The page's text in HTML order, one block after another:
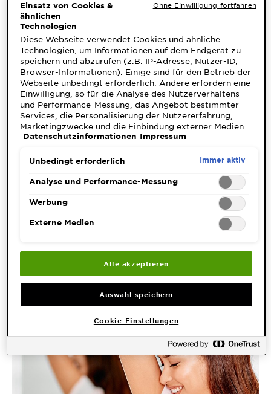
KÖRPERPFLEGE
SERVICES
&
DIAGNOSTIK
ENTDECKEN
Unsere
Neu!
Gisele
Bündchen
Garnier's Weg
International
Filter(1)
Gegen weiße Deo-Spuren Filter löschen
(2) Ergebnis(se) gefunden
Alles über Deosprays -
Frischegefühl auf Knopfdruck
Einsatz von Cookies &
ähnlichen
Technologien
Diese Webseite verwendet Cookies und ähnliche
Technologien, um Informationen auf dem Endgerät zu
speichern und abzurufen (z.B. IP-Adresse, Nutzer-ID,
Browser-Informationen). Einige sind für den Betrieb der
Webseite unbedingt erforderlich. Andere erfordern eine
Einwilligung, so für die Analyse des Nutzerverhaltens
und Performance-Messung, das Angebot bestimmter
Services, die Personalisierung der Nutzererfahrung,
Marketingzwecke und die Einbindung externer Medien.
Nicht unbedingt erforderliche Cookies können direkt
Einwilligung fortfahren") werden. Individuelle
und speicherbar ("Auswahl speichern"). Die Auswahl
kann jederzeit unter dem Link "Cookie-Einstellungen"
angepasst werden. Für weitere Informationen s. unsere
Datenschutzinformationen Impressum
Unbedingt erforderlich Immer aktiv
Analyse und Performance-Messung
Werbung
Externe Medien
Alle akzeptieren
Auswahl speichern
Cookie-Einstellungen
Ohne Einwilligung fortfahren